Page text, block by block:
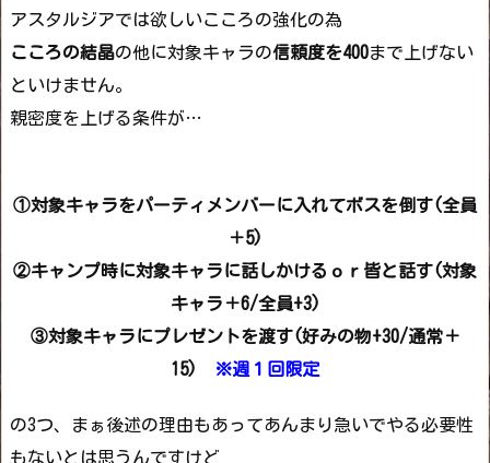
アスタルジアでは欲しいこころの強化の為
こころの結晶の他に対象キャラの信頼度を400まで上げない
といけません。
親密度を上げる条件が…
①対象キャラをパーティメンバーに入れてボスを倒す(全員
＋5)
②キャンプ時に対象キャラに話しかけるｏｒ皆と話す(対象
キャラ＋6/全員+3)
③対象キャラにプレゼントを渡す(好みの物+30/通常＋
15)
※週１回限定
の3つ、まぁ後述の理由もあってあんまり急いでやる必要性
もないとは思うんですけど